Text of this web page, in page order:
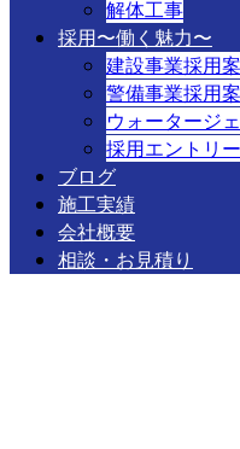
解体工事
採用〜働く魅力〜
建設事業採用
警備事業採用
ウォータージ
採用エントリー
ブログ
施工実績
会社概要
相談・お見積り